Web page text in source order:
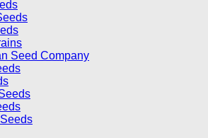
Seed Company